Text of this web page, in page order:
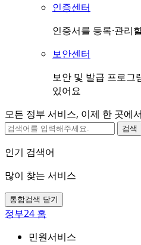
인증센터
인증서를 등록·관리
보안센터
보안 및 발급 프로그
있어요
모든 정부 서비스, 이제 한 곳에
검색
인기 검색어
많이 찾는 서비스
통합검색 닫기
정부24 홈
민원서비스